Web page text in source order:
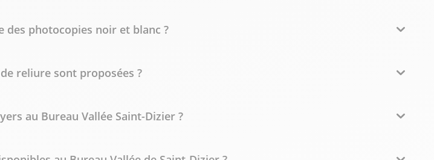
des photocopies noir et blanc ?
reliure sont proposées ?
au Bureau Vallée Saint-Dizier ?